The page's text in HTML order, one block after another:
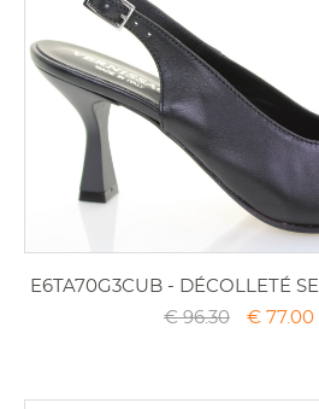
E6TA70G3CUB - DÉCOLLETÉ
€ 96.30
€ 77.00